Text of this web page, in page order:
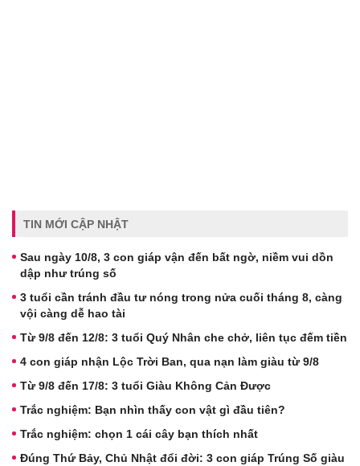
TIN MỚI CẬP NHẬT
Sau ngày 10/8, 3 con giáp vận đến bất ngờ, niềm vui dồn
dập như trúng số
3 tuổi cần tránh đầu tư nóng trong nửa cuối tháng 8, càng
vội càng dễ hao tài
Từ 9/8 đến 12/8: 3 tuổi Quý Nhân che chở, liên tục đếm tiền
4 con giáp nhận Lộc Trời Ban, qua nạn làm giàu từ 9/8
Từ 9/8 đến 17/8: 3 tuổi Giàu Không Cản Được
Trắc nghiệm: Bạn nhìn thấy con vật gì đầu tiên?
Trắc nghiệm: chọn 1 cái cây bạn thích nhất
Đúng Thứ Bảy, Chủ Nhật đổi đời: 3 con giáp Trúng Số giàu